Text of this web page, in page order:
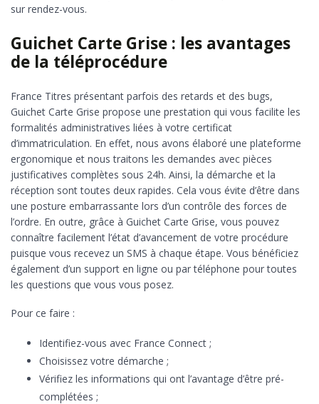
sur rendez-vous.
Guichet Carte Grise : les avantages
de la téléprocédure
France Titres présentant parfois des retards et des bugs,
Guichet Carte Grise propose une prestation qui vous facilite les
formalités administratives liées à votre certificat
d’immatriculation. En effet, nous avons élaboré une plateforme
ergonomique et nous traitons les demandes avec pièces
justificatives complètes sous 24h. Ainsi, la démarche et la
réception sont toutes deux rapides. Cela vous évite d’être dans
une posture embarrassante lors d’un contrôle des forces de
l’ordre. En outre, grâce à Guichet Carte Grise, vous pouvez
connaître facilement l’état d’avancement de votre procédure
puisque vous recevez un SMS à chaque étape. Vous bénéficiez
également d’un support en ligne ou par téléphone pour toutes
les questions que vous vous posez.
Pour ce faire :
Identifiez-vous avec France Connect ;
Choisissez votre démarche ;
Vérifiez les informations qui ont l’avantage d’être pré-
complétées ;